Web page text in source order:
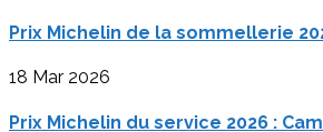
Prix Michelin de la sommellerie
18 Mar 2026
Prix Michelin du service 2026 :